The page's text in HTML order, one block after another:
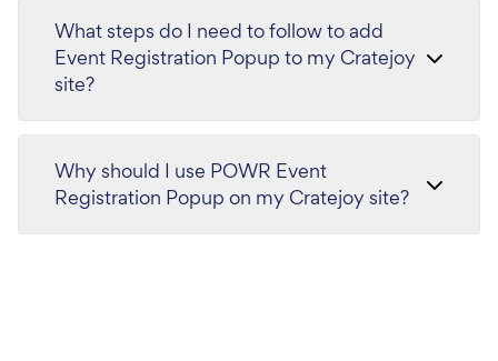
What steps do I need to follow to add
Event Registration Popup to my Cratejoy
site?
Why should I use POWR Event
Registration Popup on my Cratejoy site?